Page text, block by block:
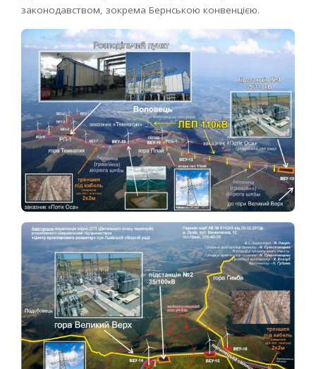
законодавством, зокрема Бернською конвенцією.